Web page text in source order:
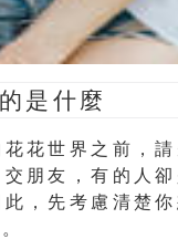
是什麼
花世界之前，請
朋友 ，有的人卻
此，先考慮清楚
。